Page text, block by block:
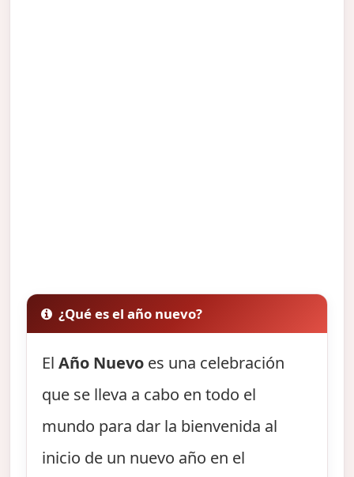
¿Qué es el año nuevo?
ElAño Nuevo es una celebración
que se lleva a cabo en todo el
mundo para dar la bienvenida al
inicio de un nuevo año en el